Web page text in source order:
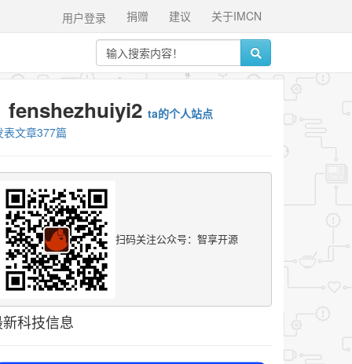
关于IMCN
建议
捐赠
用户登录
fenshezhuiyi2 ta的个人站点
表文章377篇
扫码关注公众号：智享开源
科技信息